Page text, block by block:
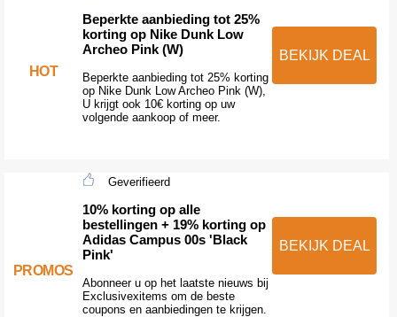
HOT
Beperkte aanbieding tot 25%
korting op Nike Dunk Low
Archeo Pink (W)
Beperkte aanbieding tot 25% korting
op Nike Dunk Low Archeo Pink (W),
U krijgt ook 10€ korting op uw
volgende aankoop of meer.
BEKIJK DEAL
PROMOS
Geverifieerd
10% korting op alle
bestellingen + 19% korting op
Adidas Campus 00s 'Black
Pink'
Abonneer u op het laatste nieuws bij
Exclusivexitems om de beste
coupons en aanbiedingen te krijgen.
BEKIJK DEAL